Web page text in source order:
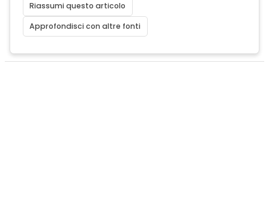
Riassumi questo articolo
Approfondisci con altre fonti